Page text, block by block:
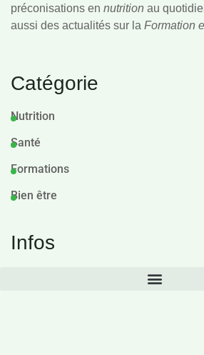
préconisations en nutrition au
aussi des actualités sur la Formation
Catégorie
Nutrition
Santé
Formations
Bien être
Infos